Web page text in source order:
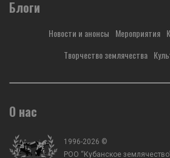
Блоги
Новости и анонсы Мероприятия
Творчество землячества
О нас
1996-2026 ©
РОО “Кубанское